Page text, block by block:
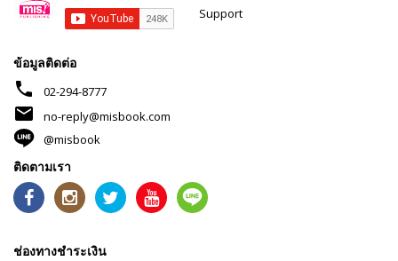
Support
ข้อมูลติดต่อ
phone 02-294-8777
mail
no-reply@misbook.com
@misbook
ติดตามเรา
ช่องทางชำระเงิน